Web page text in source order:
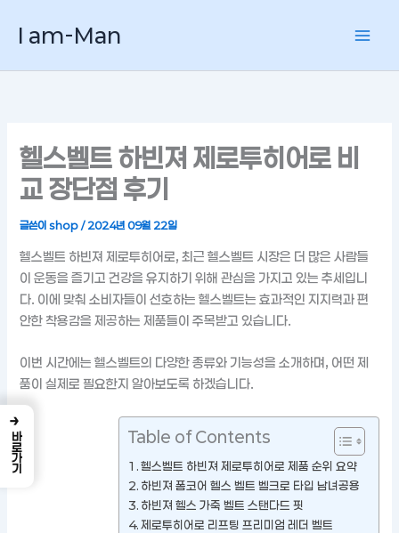
로
I am-Man
헬스벨트 하빈져 제로투히어로 비
교 장단점 후기
글쓴이shop/2024년 09월 22일
헬스벨트 하빈져 제로투히어로, 최근 헬스벨트 시장은 더 많은 사람들
이 운동을 즐기고 건강을 유지하기 위해 관심을 가지고 있는 추세입니
다. 이에 맞춰 소비자들이 선호하는 헬스벨트는 효과적인 지지력과 편
안한 착용감을 제공하는 제품들이 주목받고 있습니다.
이번 시간에는 헬스벨트의 다양한 종류와 기능성을 소개하며, 어떤 제
품이 실제로 필요한지 알아보도록 하겠습니다.
Table of Contents
헬스벨트 하빈져 제로투히어로 제품 순위 요약
하빈져 폼코어 헬스 벨트 벨크로 타입 남녀공용
하빈져 헬스 가죽 벨트 스탠다드 핏
제로투히어로 리프팅 프리미엄 레더 벨트
→
바로가기